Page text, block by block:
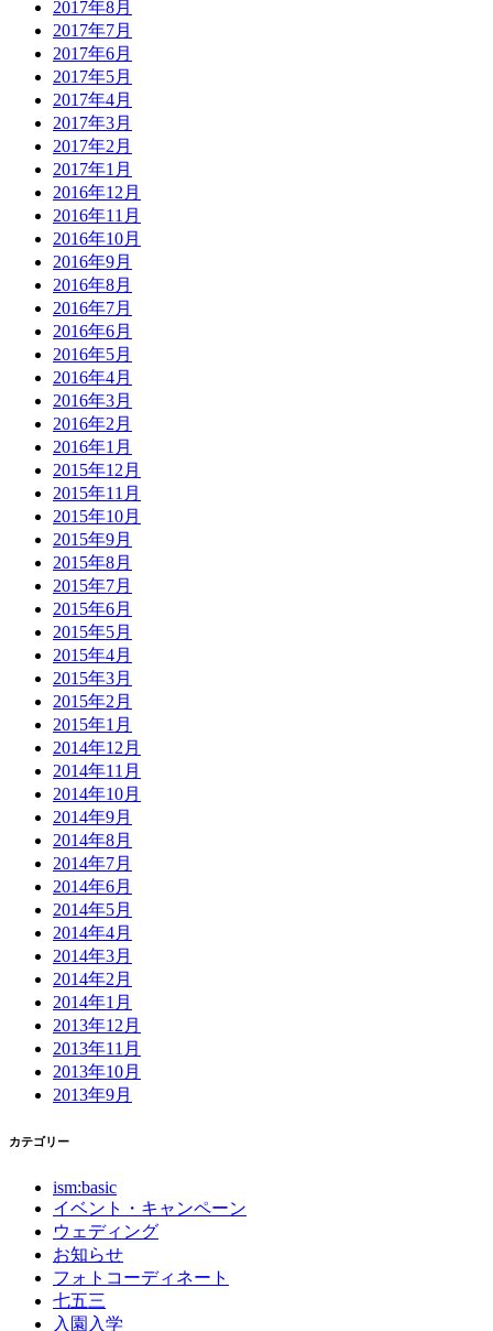
2017年8月
2017年7月
2017年6月
2017年5月
2017年4月
2017年3月
2017年2月
2017年1月
2016年12月
2016年11月
2016年10月
2016年9月
2016年8月
2016年7月
2016年6月
2016年5月
2016年4月
2016年3月
2016年2月
2016年1月
2015年12月
2015年11月
2015年10月
2015年9月
2015年8月
2015年7月
2015年6月
2015年5月
2015年4月
2015年3月
2015年2月
2015年1月
2014年12月
2014年11月
2014年10月
2014年9月
2014年8月
2014年7月
2014年6月
2014年5月
2014年4月
2014年3月
2014年2月
2014年1月
2013年12月
2013年11月
2013年10月
2013年9月
カテゴリー
ism:basic
イベント・キャンペーン
ウェディング
お知らせ
フォトコーディネート
七五三
入園入学